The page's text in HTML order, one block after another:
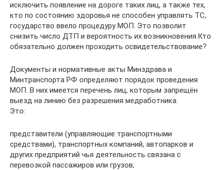
исключить появление на дороге таких лиц, а также тех,
кто по состоянию здоровья не способен управлять ТС,
государство ввело процедуру МОП. Это позволит
снизить число ДТП и вероятность их возникновения.Кто
обязательно должен проходить освидетельствование?
Документы и нормативные акты Минздрава и
Минтранспорта РФ определяют порядок проведения
МОП. В них имеется перечень лиц, которым запрещён
выезд на линию без разрешения медработника.
Это:
представители (управляющие транспортными
средствами), транспортных компаний, автопарков и
других предприятий чья деятельность связана с
перевозкой пассажиров или грузов;